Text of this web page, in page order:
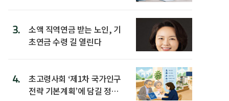
3.
소액 직역연금 받는 노인, 기
초연금 수령 길 열린다
4.
초고령사회 ‘제1차 국가인구
전략 기본계획’에 담길 정책